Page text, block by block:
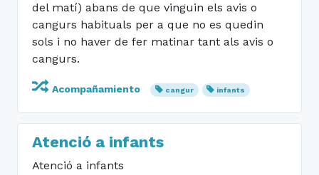
del matí) abans de que vinguin els avis o
cangurs habituals per a que no es quedin
sols i no haver de fer matinar tant als avis o
cangurs.
Acompañamiento cangur infants
Atenció a infants
Atenció a infants